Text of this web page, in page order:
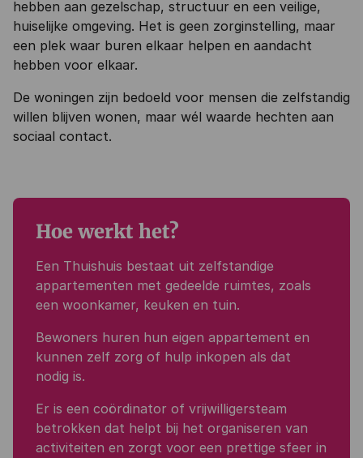
hebben aan gezelschap, structuur en een veilige,
huiselijke omgeving. Het is geen zorginstelling, maar
een plek waar buren elkaar helpen en aandacht
hebben voor elkaar.
De woningen zijn bedoeld voor mensen die zelfstandig
willen blijven wonen, maar wél waarde hechten aan
sociaal contact.
Hoe werkt het?
Een Thuishuis bestaat uit zelfstandige
appartementen met gedeelde ruimtes, zoals
een woonkamer, keuken en tuin.
Bewoners huren hun eigen appartement en
kunnen zelf zorg of hulp inkopen als dat
nodig is.
Er is een coördinator of vrijwilligersteam
betrokken dat helpt bij het organiseren van
activiteiten en zorgt voor een prettige sfeer in